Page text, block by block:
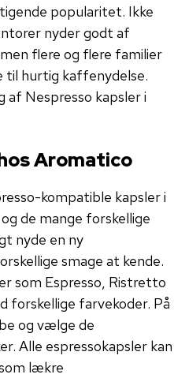
popularitet. Ikke
nyder godt af
flere og flere familier
til hurtig kaffenydelse.
af Nespresso kapsler i
Aromatico
kompatible kapsler i
de mange forskellige
nyde en ny
smage at kende.
som Espresso, Ristretto
forskellige farvekoder. På
og vælge de
Alle espressokapsler kan
lækre